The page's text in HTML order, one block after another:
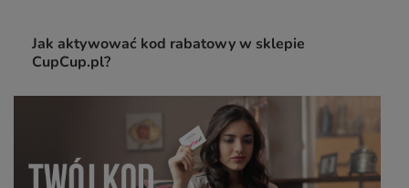
Jak aktywować kod rabatowy w sklepie
CupCup.pl?